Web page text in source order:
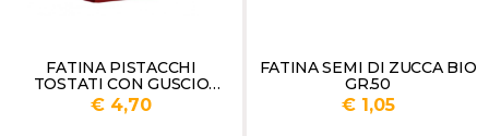
FATINA PISTACCHI
TOSTATI CON GUSCIO
GR.200
€ 4,70
FATINA SEMI DI ZUCCA BIO
GR.50
€ 1,05